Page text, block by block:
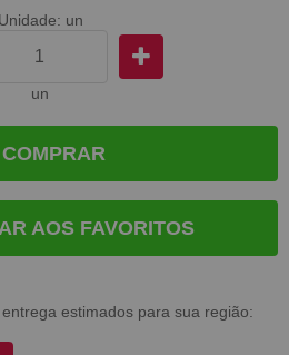
Unidade: un
un
COMPRAR
AOS FAVORITOS
estimados para sua região: